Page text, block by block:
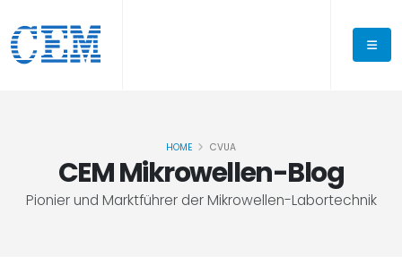
CEM Mikrowellen-Blog
Pionier und Marktführer der Mikrowellen-Labortechnik
HOME CVUA